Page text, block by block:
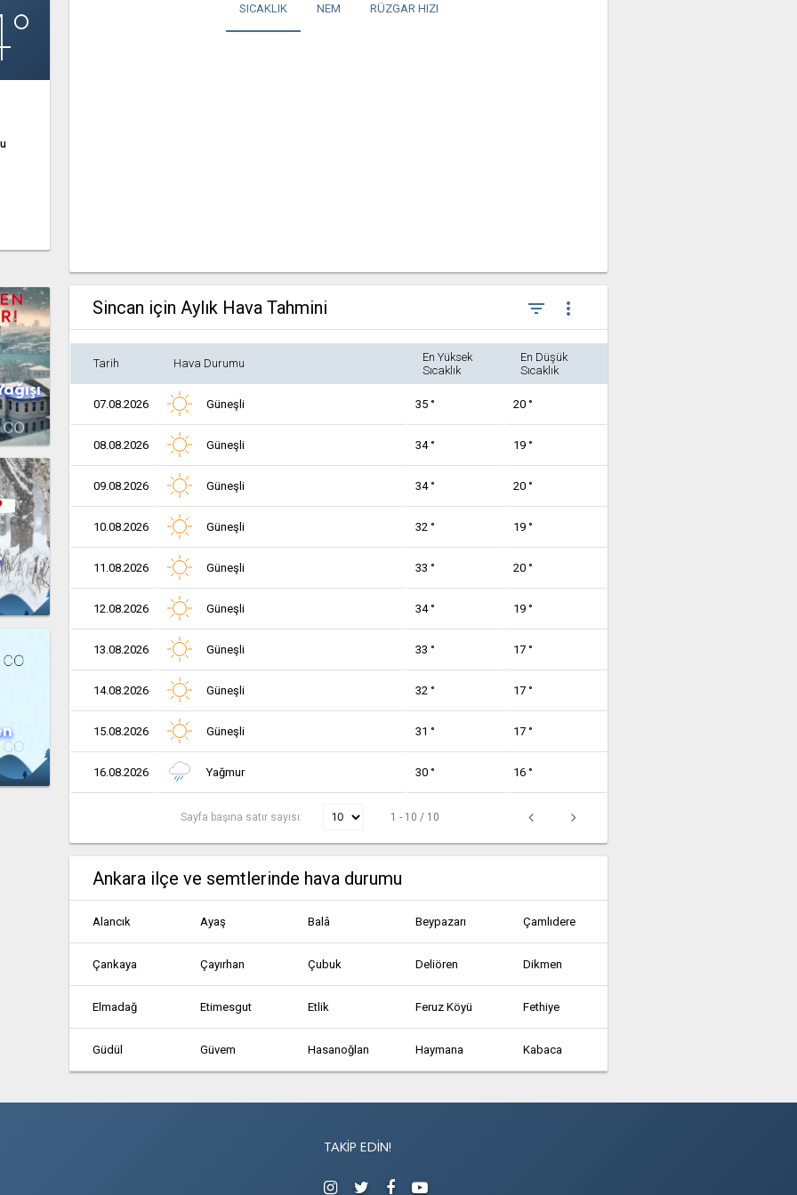
SICAKLIK NEM RÜZGAR HIZI
Sincan için Aylık Hava Tahmini filter_list more_vert
Tarih Hava Durumu
En Yüksek
Sıcaklık
En Düşük
Sıcaklık
07.08.2026 Güneşli 35 ° 20 °
08.08.2026 Güneşli 34 ° 19 °
09.08.2026 Güneşli 34 ° 20 °
10.08.2026 Güneşli 32 ° 19 °
11.08.2026 Güneşli 33 ° 20 °
12.08.2026 Güneşli 34 ° 19 °
13.08.2026 Güneşli 33 ° 17 °
14.08.2026 Güneşli 32 ° 17 °
15.08.2026 Güneşli 31 ° 17 °
16.08.2026 Yağmur 30 ° 16 °
Sayfa başına satır sayısı: 1 - 10 / 10
Ankara ilçe ve semtlerinde hava durumu
Alancık Ayaş Balâ Beypazarı Çamlıdere
Çankaya Çayırhan Çubuk Deliören Dikmen
Elmadağ Etimesgut Etlik Feruz Köyü Fethiye
Güdül Güvem Hasanoğlan Haymana Kabaca
Sarıyahşi
TAKIP EDIN!